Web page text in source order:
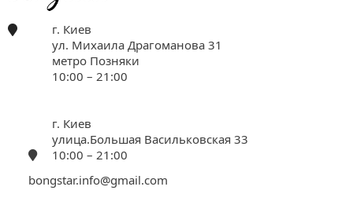
г. Киев
ул. Михаила Драгоманова 31
метро Позняки
10:00 – 21:00
г. Киев
улица.Большая Васильковская 33
10:00 – 21:00
bongstar.info@gmail.com